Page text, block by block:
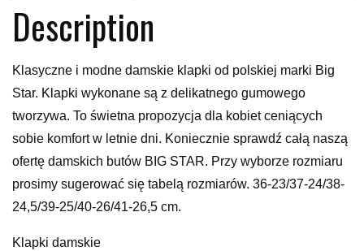
Description
Klasyczne i modne damskie klapki od polskiej marki Big
Star. Klapki wykonane są z delikatnego gumowego
tworzywa. To świetna propozycja dla kobiet ceniących
sobie komfort w letnie dni. Koniecznie sprawdź całą naszą
ofertę damskich butów BIG STAR. Przy wyborze rozmiaru
prosimy sugerować się tabelą rozmiarów. 36-23/37-24/38-
24,5/39-25/40-26/41-26,5 cm.
Klapki damskie